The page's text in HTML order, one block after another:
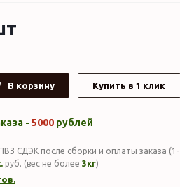
В корзину Купить в 1 клик
- 5000 рублей
СДЭК после сборки и оплаты заказа (1-
руб. (вес не более 3кг)